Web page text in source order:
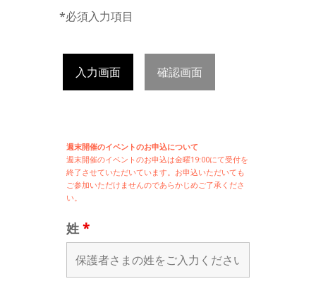
*必須入力項目
入力画面 確認画面
週末開催のイベントのお申込について
週末開催のイベントのお申込は金曜19:00にて受付を
終了させていただいています。お申込いただいても
ご参加いただけませんのであらかじめご了承くださ
い。
姓 *